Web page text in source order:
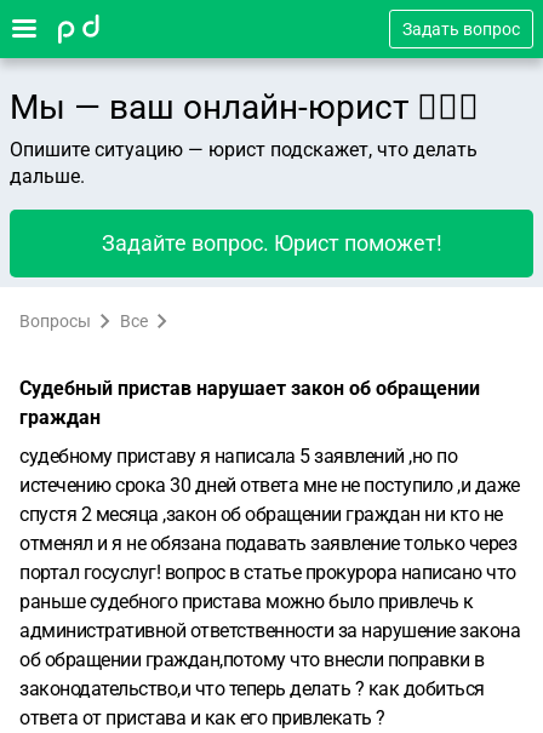
Задать вопрос
Мы — ваш онлайн-юрист 👨🏻‍⚖️
Опишите ситуацию — юрист подскажет, что делать
дальше.
Задайте вопрос. Юрист поможет!
Вопросы Все
Судебный пристав нарушает закон об обращении
граждан
судебному приставу я написала 5 заявлений ,но по
истечению срока 30 дней ответа мне не поступило ,и даже
спустя 2 месяца ,закон об обращении граждан ни кто не
отменял и я не обязана подавать заявление только через
портал госуслуг! вопрос в статье прокурора написано что
раньше судебного пристава можно было привлечь к
административной ответственности за нарушение закона
об обращении граждан,потому что внесли поправки в
законодательство,и что теперь делать ? как добиться
ответа от пристава и как его привлекать ?